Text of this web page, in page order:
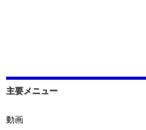
主要メニュー
動画